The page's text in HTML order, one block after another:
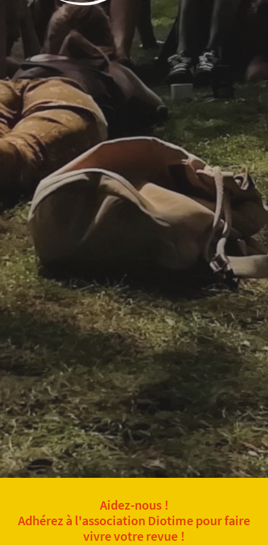
Aidez-nous !
Adhérez à l'association Diotime pour faire
vivre votre revue !